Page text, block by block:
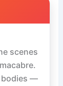
scenes
bodies —